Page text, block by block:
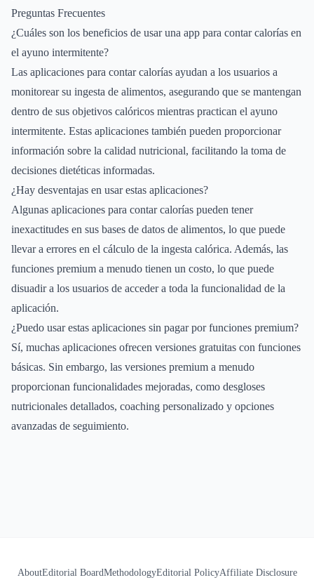
Preguntas Frecuentes
¿Cuáles son los beneficios de usar una app para contar calorías en
el ayuno intermitente?
Las aplicaciones para contar calorías ayudan a los usuarios a
monitorear su ingesta de alimentos, asegurando que se mantengan
dentro de sus objetivos calóricos mientras practican el ayuno
intermitente. Estas aplicaciones también pueden proporcionar
información sobre la calidad nutricional, facilitando la toma de
decisiones dietéticas informadas.
¿Hay desventajas en usar estas aplicaciones?
Algunas aplicaciones para contar calorías pueden tener
inexactitudes en sus bases de datos de alimentos, lo que puede
llevar a errores en el cálculo de la ingesta calórica. Además, las
funciones premium a menudo tienen un costo, lo que puede
disuadir a los usuarios de acceder a toda la funcionalidad de la
aplicación.
¿Puedo usar estas aplicaciones sin pagar por funciones premium?
Sí, muchas aplicaciones ofrecen versiones gratuitas con funciones
básicas. Sin embargo, las versiones premium a menudo
proporcionan funcionalidades mejoradas, como desgloses
nutricionales detallados, coaching personalizado y opciones
avanzadas de seguimiento.
AboutEditorial BoardMethodologyEditorial PolicyAffiliate Disclosure